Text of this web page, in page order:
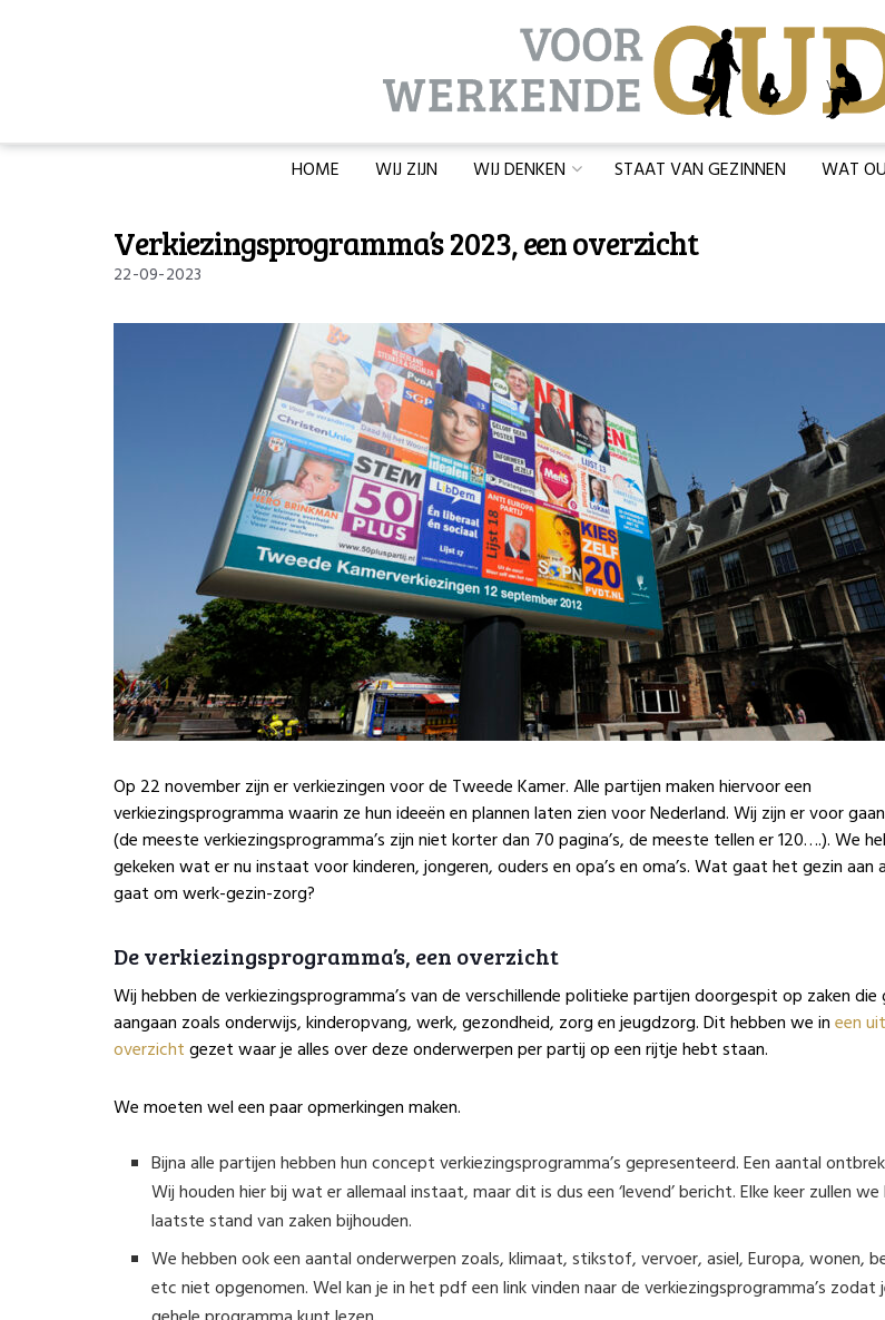
HOME WIJ ZIJN WIJ DENKEN STAAT VAN GEZINNEN WAT
Verkiezingsprogramma’s 2023, een overzicht
22-09-2023
Op 22 november zijn er verkiezingen voor de Tweede Kamer. Alle partijen maken hiervoor een
verkiezingsprogramma waarin ze hun ideeën en plannen laten zien voor Nederland. Wij zijn er voor
(de meeste verkiezingsprogramma’s zijn niet korter dan 70 pagina’s, de meeste tellen er 120….). We
gekeken wat er nu instaat voor kinderen, jongeren, ouders en opa’s en oma’s. Wat gaat het gezin aan
gaat om werk-gezin-zorg?
De verkiezingsprogramma’s, een overzicht
Wij hebben de verkiezingsprogramma’s van de verschillende politieke partijen doorgespit op zaken die
aangaan zoals onderwijs, kinderopvang, werk, gezondheid, zorg en jeugdzorg. Dit hebben we ineen
overzichtgezet waar je alles over deze onderwerpen per partij op een rijtje hebt staan.
We moeten wel een paar opmerkingen maken.
Bijna alle partijen hebben hun concept verkiezingsprogramma’s gepresenteerd. Een aantal
Wij houden hier bij wat er allemaal instaat, maar dit is dus een ‘levend’ bericht. Elke keer zullen we
laatste stand van zaken bijhouden.
We hebben ook een aantal onderwerpen zoals, klimaat, stikstof, vervoer, asiel, Europa, wonen,
etc niet opgenomen. Wel kan je in het pdf een link vinden naar de verkiezingsprogramma’s zodat